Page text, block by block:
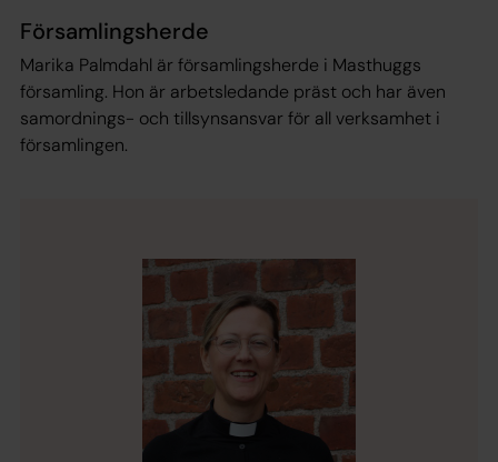
Församlingsherde
Marika Palmdahl är församlingsherde i Masthuggs
församling. Hon är arbetsledande präst och har även
samordnings- och tillsynsansvar för all verksamhet i
församlingen.